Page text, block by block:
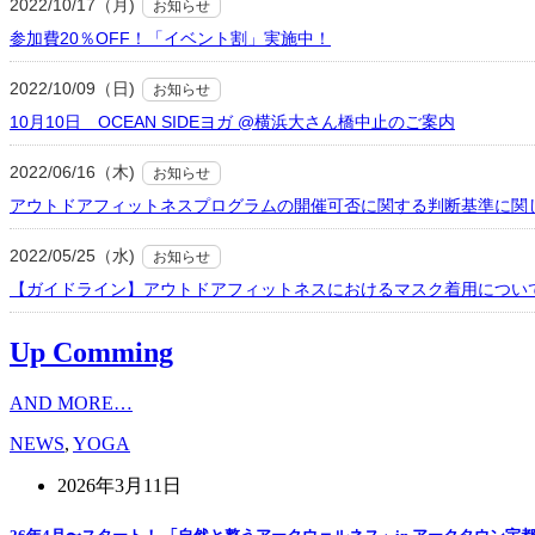
2022/10/17（月) お知らせ
参加費20％OFF！「イベント割」実施中！
2022/10/09（日) お知らせ
10月10日 OCEAN SIDEヨガ @横浜大さん橋中止のご案内
2022/06/16（木) お知らせ
アウトドアフィットネスプログラムの開催可否に関する判断基準に関
2022/05/25（水) お知らせ
【ガイドライン】アウトドアフィットネスにおけるマスク着用につい
Up Comming
AND MORE…
NEWS, YOGA
2026年3月11日